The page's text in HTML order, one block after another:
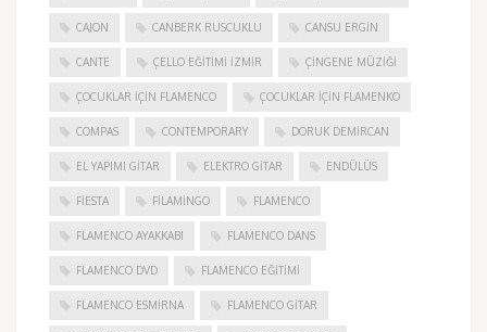
CAJON CANBERK RUSCUKLU CANSU ERGIN
CANTE ÇELLO EĞITIMI İZMIR ÇINGENE MÜZIĞI
ÇOCUKLAR IÇIN FLAMENCO ÇOCUKLAR IÇIN FLAMENKO
COMPAS CONTEMPORARY DORUK DEMIRCAN
EL YAPIMI GITAR ELEKTRO GITAR ENDÜLÜS
FIESTA FILAMINGO FLAMENCO
FLAMENCO AYAKKABI FLAMENCO DANS
FLAMENCO DVD FLAMENCO EĞITIMI
FLAMENCO ESMIRNA FLAMENCO GITAR